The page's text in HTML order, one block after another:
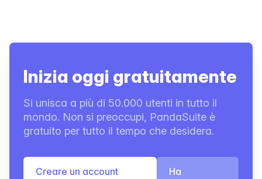
Inizia oggi gratuitamente
Si unisca a più di 50.000 utenti in tutto il
mondo. Non si preoccupi, PandaSuite è
gratuito per tutto il tempo che desidera.
Creare un account
Ha